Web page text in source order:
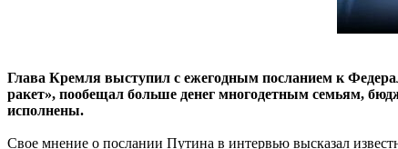
Глава Кремля выступил с ежегодным посланием к
ракет», пообещал больше денег многодетным семьям,
исполнены.
Свое мнение о послании Путина в интервью высказал